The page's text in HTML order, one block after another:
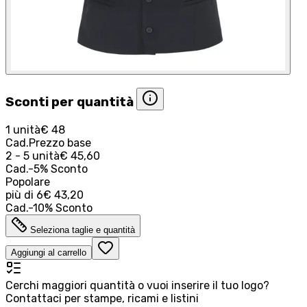
Sconti per quantità
1 unità€ 48
Cad.Prezzo base
2 - 5 unità€ 45,60
Cad.-5% Sconto
Popolare
più di 6€ 43,20
Cad.-10% Sconto
Seleziona taglie e quantità
Aggiungi al carrello
Cerchi maggiori quantità o vuoi inserire il tuo logo?
Contattaci per stampe, ricami e listini